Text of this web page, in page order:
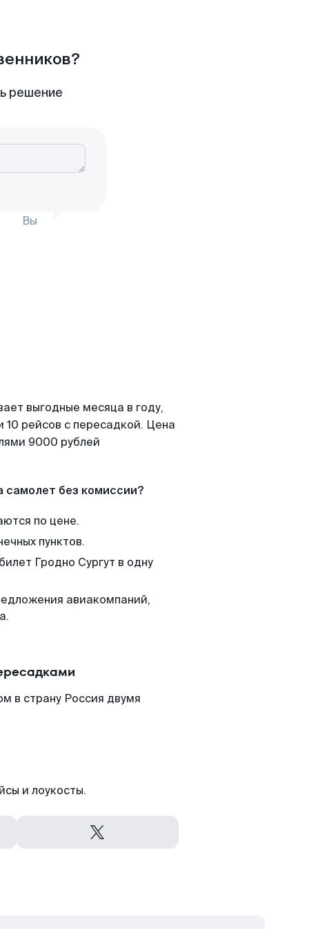
решение
Вы
выгодные месяца в году,
рейсов с пересадкой. Цена
9000 рублей
самолет без комиссии?
по цене.
пунктов.
Гродно Сургут в одну
авиакомпаний,
в страну Россия двумя
и лоукосты.